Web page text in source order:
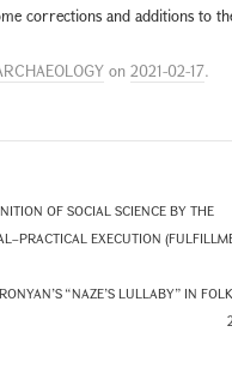
corrections and additions to
on 2021-02-17.
OF SOCIAL SCIENCE BY THE
EXECUTION
“NAZE’S LULLABY” IN